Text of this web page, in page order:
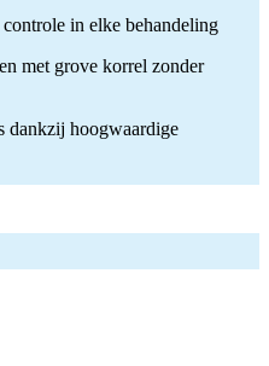
in elke behandeling
met grove korrel zonder
dankzij hoogwaardige